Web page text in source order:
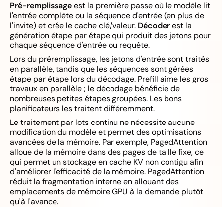
Pré-remplissageest la première passe où le modèle lit
l'entrée complète ou la séquence d'entrée (en plus de
l'invite) et crée le cache clé/valeur. Décoderest la
génération étape par étape qui produit des jetons pour
chaque séquence d'entrée ou requête.
Lors du préremplissage, les jetons d'entrée sont traités
en parallèle, tandis que les séquences sont gérées
étape par étape lors du décodage. Prefill aime les gros
travaux en parallèle ; le décodage bénéficie de
nombreuses petites étapes groupées. Les bons
planificateurs les traitent différemment.
Le traitement par lots continu ne nécessite aucune
modification du modèle et permet des optimisations
avancées de la mémoire. Par exemple, PagedAttention
alloue de la mémoire dans des pages de taille fixe, ce
qui permet un stockage en cache KV non contigu afin
d'améliorer l'efficacité de la mémoire. PagedAttention
réduit la fragmentation interne en allouant des
emplacements de mémoire GPU à la demande plutôt
qu'à l'avance.